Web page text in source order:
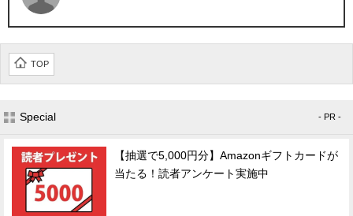
TOP
Special - PR -
【抽選で5,000円分】Amazonギフトカードが
当たる！読者アンケート実施中